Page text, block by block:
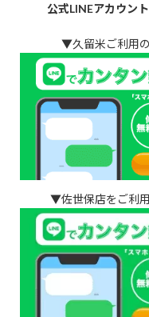
公式LINEアカウン
▼久留米ご利用
▼佐世保店をご利